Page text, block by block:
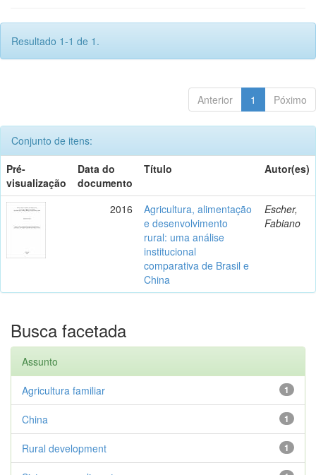
Resultado 1-1 de 1.
Anterior 1 Póximo
Conjunto de itens:
Pré-
visualização
Data do
documento
Título Autor(es)
2016
Agricultura, alimentação
e desenvolvimento
rural: uma análise
institucional
comparativa de Brasil e
China
Escher,
Fabiano
Busca facetada
Assunto
1
Agricultura familiar
1
China
1
Rural development